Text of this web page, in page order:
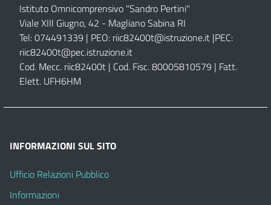
Istituto Omnicomprensivo "Sandro Pertini"
Viale XIII Giugno, 42 - Magliano Sabina RI
Tel: 074491339 | PEO: riic82400t@istruzione.it |PEC:
riic82400t@pec.istruzione.it
Cod. Mecc. riic82400t | Cod. Fisc. 80005810579 | Fatt.
Elett. UFH6HM
INFORMAZIONI SUL SITO
Ufficio Relazioni Pubblico
Informazioni